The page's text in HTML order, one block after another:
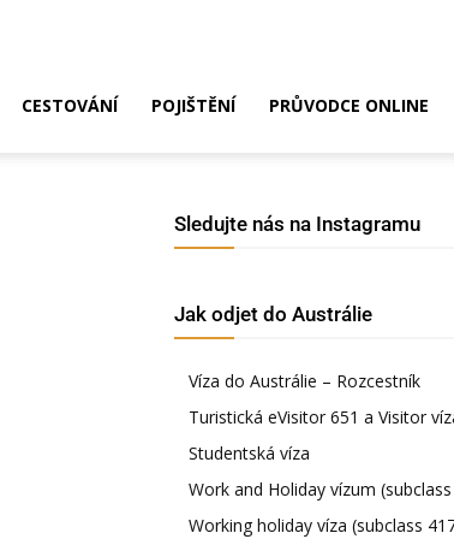
CESTOVÁNÍ POJIŠTĚNÍ PRŮVODCE ONLINE
Sledujte nás na Instagramu
Jak odjet do Austrálie
Víza do Austrálie – Rozcestník
Turistická eVisitor 651 a Visitor
Studentská víza
Work and Holiday vízum
Working holiday víza (subclass